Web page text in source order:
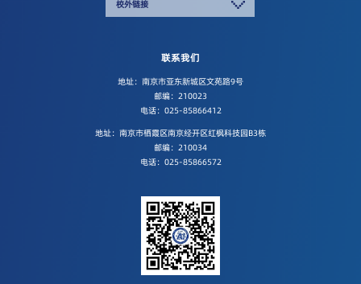
校外链接
联系我们
地址：南京市亚东新城区文苑路9号
邮编：210023
电话：025-85866412
地址：南京市栖霞区南京经开区红枫科技园B3栋
邮编：210034
电话：025-85866572